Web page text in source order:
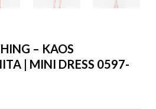
– KAOS
| MINI DRESS 0597-